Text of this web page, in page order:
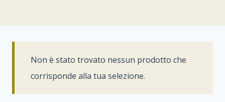
Non è stato trovato nessun prodotto che
corrisponde alla tua selezione.